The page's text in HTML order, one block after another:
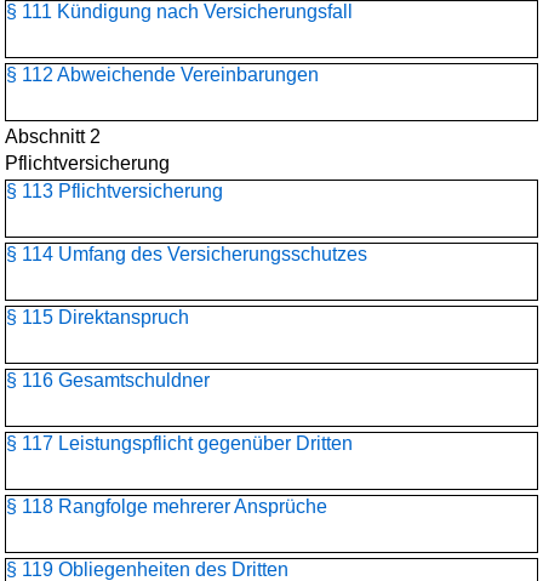
§ 111 Kündigung nach Versicherungsfall
§ 112 Abweichende Vereinbarungen
Abschnitt 2
Pflichtversicherung
§ 113 Pflichtversicherung
§ 114 Umfang des Versicherungsschutzes
§ 115 Direktanspruch
§ 116 Gesamtschuldner
§ 117 Leistungspflicht gegenüber Dritten
§ 118 Rangfolge mehrerer Ansprüche
§ 119 Obliegenheiten des Dritten